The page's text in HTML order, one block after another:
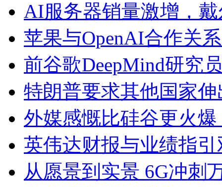
AI服务器销量激增，
苹果与OpenAI合作关
前谷歌DeepMind研究
特朗普要求其他国家
外媒感慨比硅谷更火
英伟达财报与业绩指
从愿景到实景 6G冲刺